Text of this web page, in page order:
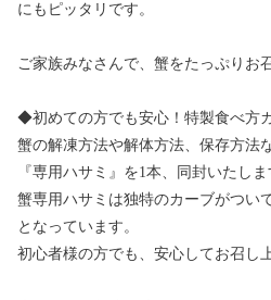
にもピッタリです。
ご家族みなさんで、蟹をたっぷりお
◆初めての方でも安心！特製食べ方
蟹の解凍方法や解体方法、保存方法
『専用ハサミ』を1本、同封いたしま
蟹専用ハサミは独特のカーブがつい
となっています。
初心者様の方でも、安心してお召し